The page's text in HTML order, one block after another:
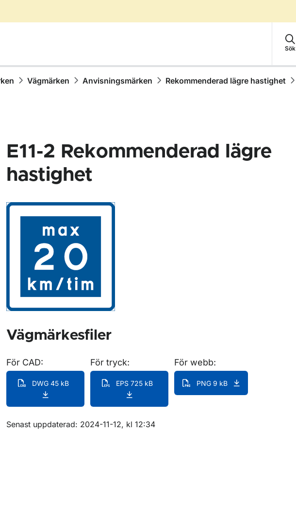
Sök
Vägmärken Anvisningsmärken Rekommenderad lägre hastighet
E11-2 Rekommenderad lägre
hastighet
Vägmärkesfiler
För CAD:
DWG 45 kB
För tryck:
EPS 725 kB
För webb:
PNG 9 kB
Om sidan
Senast uppdaterad: 2024-11-12, kl 12:34